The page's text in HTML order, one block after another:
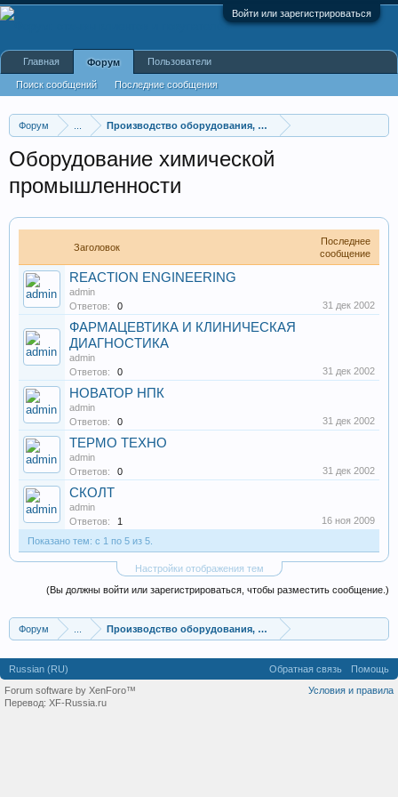
Войти или зарегистрироваться
Форум Производство оборудования, оборудование для произв
Оборудование химической
промышленности
Заголовок
Последнее
сообщение
REACTION ENGINEERING
admin
Ответов:
0 31 дек 2002
ФАРМАЦЕВТИКА И КЛИНИЧЕСКАЯ
ДИАГНОСТИКА
admin
Ответов:
0 31 дек 2002
НОВАТОР НПК
admin
Ответов:
0 31 дек 2002
ТЕРМО ТЕХНО
admin
Ответов:
0 31 дек 2002
СКОЛТ
admin
Ответов:
1
16 ноя 2009
Показано тем: с 1 по 5 из 5.
Настройки отображения тем
(Вы должны войти или зарегистрироваться, чтобы разместить сообщение.)
Форум Производство оборудования, оборудование для произв
Главная Форум
Поиск сообщений Последние сообщения
Пользователи
Russian (RU) Обратная связь
Помощь
Условия и правила
Forum software by XenForo™
Перевод: XF-Russia.ru